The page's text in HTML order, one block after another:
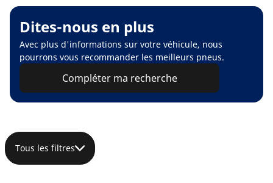
Dites-nous en plus
Avec plus d'informations sur votre véhicule, nous
pourrons vous recommander les meilleurs pneus.
Compléter ma recherche
Tous les filtres